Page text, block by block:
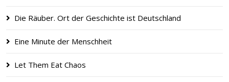
Die Räuber. Ort der Geschichte ist Deutschland
Eine Minute der Menschheit
Let Them Eat Chaos